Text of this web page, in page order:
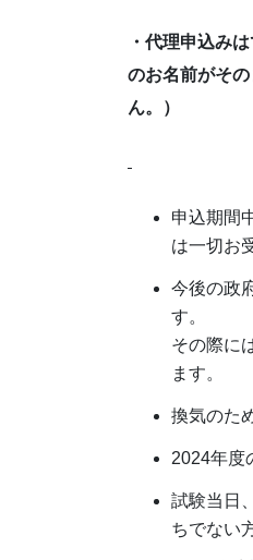
・代理申込み
のお名前がそ
ん。）
申込期間
は一切お
今後の政
す。
その際に
ます。
換気のた
2024年度
試験当日
ちでない